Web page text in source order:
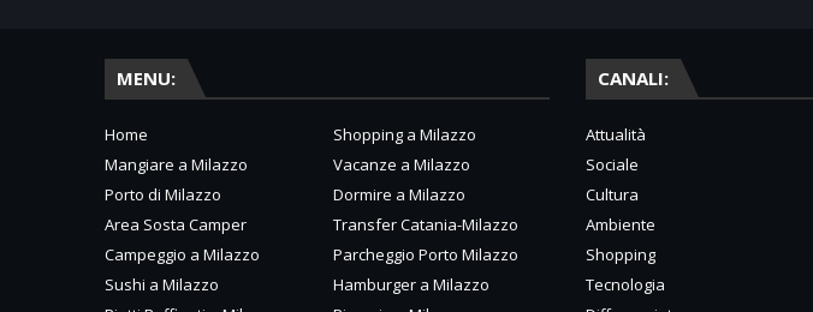
MENU:
Home
Shopping a Milazzo
Mangiare a Milazzo
Vacanze a Milazzo
Porto di Milazzo
Dormire a Milazzo
Area Sosta Camper
Transfer Catania-Milazzo
Campeggio a Milazzo
Parcheggio Porto Milazzo
Sushi a Milazzo
Hamburger a Milazzo
CANALI:
Attualità
Sociale
Cultura
Ambiente
Shopping
Tecnologia